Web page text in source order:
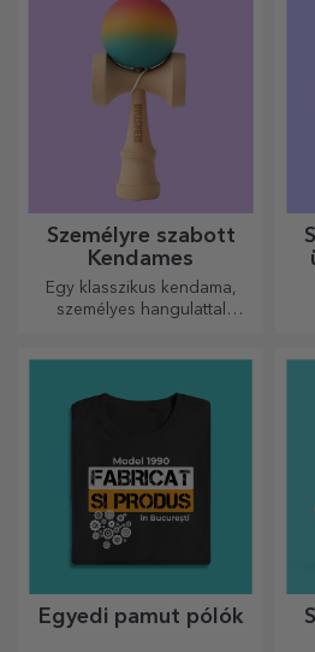
Személyre szabott
Kendames
Egy klasszikus kendama,
személyes hangulattal
Egyedi pamut pólók